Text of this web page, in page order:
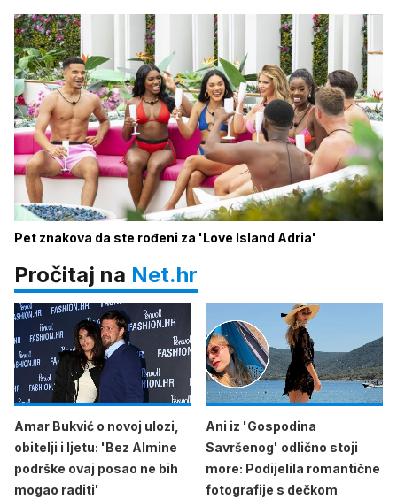
Pet znakova da ste rođeni za 'Love Island Adria'
Pročitaj na Net.hr
Amar Bukvić o novoj ulozi,
obitelji i ljetu: 'Bez Almine
podrške ovaj posao ne bih
mogao raditi'
Ani iz 'Gospodina
Savršenog' odlično stoji
more: Podijelila romantične
fotografije s dečkom